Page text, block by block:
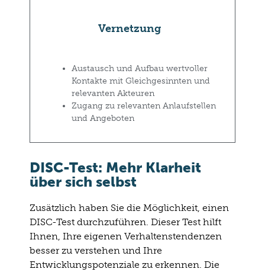
Vernetzung
Austausch und Aufbau wertvoller
Kontakte mit Gleichgesinnten und
relevanten Akteuren
Zugang zu relevanten Anlaufstellen
und Angeboten
DISC-Test: Mehr Klarheit
über sich selbst
Zusätzlich haben Sie die Möglichkeit, einen
DISC-Test durchzuführen. Dieser Test hilft
Ihnen, Ihre eigenen Verhaltenstendenzen
besser zu verstehen und Ihre
Entwicklungspotenziale zu erkennen. Die